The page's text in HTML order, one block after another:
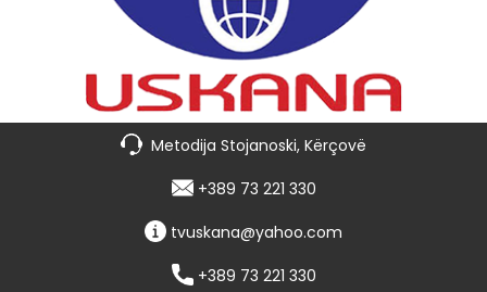
Metodija Stojanoski, Kërçovë
+389 73 221 330
tvuskana@yahoo.com
+389 73 221 330